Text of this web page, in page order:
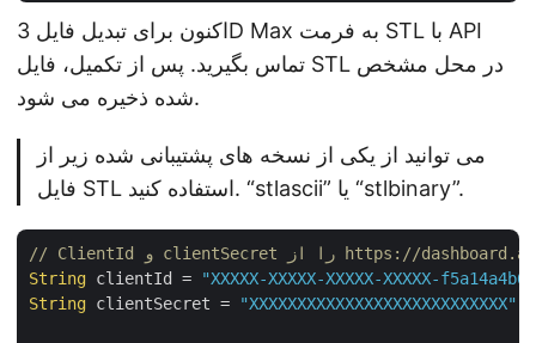
اکنون برای تبدیل فایل 3D Max به فرمت STL با API
تماس بگیرید. پس از تکمیل، فایل STL در محل مشخص
شده ذخیره می شود.
می توانید از یکی از نسخه های پشتیبانی شده زیر از
فایل STL استفاده کنید. “stlascii” یا “stlbinary”.
String clientId =
"XXXXX-XXXXX-XXXXX-XXXXX-
String clientSecret = "XXXXXXXXXXXXXXXXXXXXXXXXXXX"